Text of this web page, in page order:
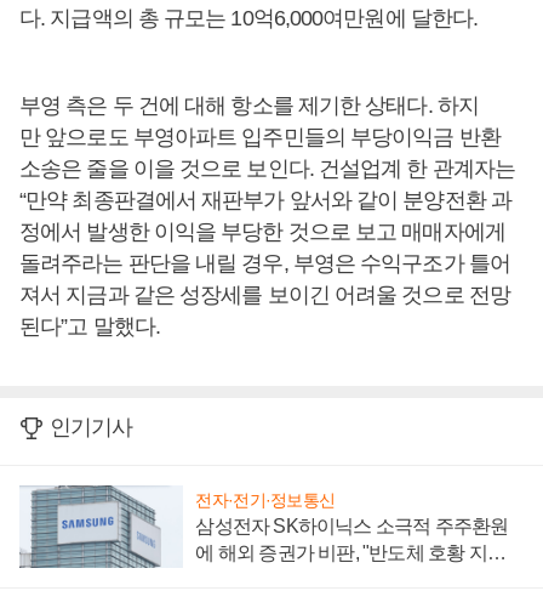
다. 지급액의 총 규모는 10억6,000여만원에 달한다.
부영 측은 두 건에 대해 항소를 제기한 상태다. 하지
만 앞으로도 부영아파트 입주민들의 부당이익금 반환
소송은 줄을 이을 것으로 보인다. 건설업계 한 관계자는
“만약 최종판결에서 재판부가 앞서와 같이 분양전환 과
정에서 발생한 이익을 부당한 것으로 보고 매매자에게
돌려주라는 판단을 내릴 경우, 부영은 수익구조가 틀어
져서 지금과 같은 성장세를 보이긴 어려울 것으로 전망
된다”고 말했다.
인기기사
전자·전기·정보통신
삼성전자 SK하이닉스 소극적 주주환원
에 해외 증권가 비판, "반도체 호황 지속